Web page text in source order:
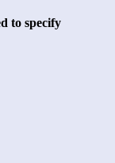
to specify